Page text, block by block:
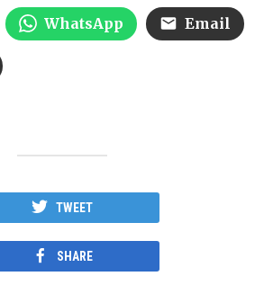
WhatsApp Email
TWEET
SHARE